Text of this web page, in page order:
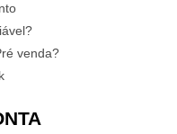
venda?